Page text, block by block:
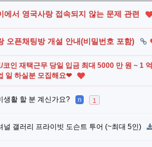
에서 영국사랑 접속되지 않는 문제 관련
오픈채팅방 개설 안내(비밀번호 포함)
인 재택근무 당일 입금 최대 5000 만 원 ~ 1
일 하실분 모집해요❤
생활 할 분 계신가요? n 1
널 갤러리 프라이빗 도슨트 투어 (~최대 5인)